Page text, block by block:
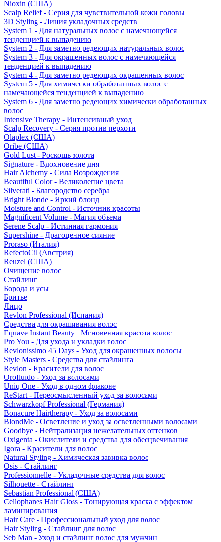
Nioxin (США)
Scalp Relief - Серия для чувствительной кожи головы
3D Styling - Линия укладочных средств
System 1 - Для натуральных волос с намечающейся
тенденцией к выпадению
System 2 - Для заметно редеющих натуральных волос
System 3 - Для окрашенных волос с намечающейся
тенденцией к выпадению
System 4 - Для заметно редеющих окрашенных волос
System 5 - Для химически обработанных волос с
намечающейся тенденцией к выпадению
System 6 - Для заметно редеющих химически обработанных
волос
Intensive Therapy - Интенсивный уход
Scalp Recovery - Серия против перхоти
Olaplex (США)
Oribe (США)
Gold Lust - Роскошь золота
Signature - Вдохновение дня
Hair Alchemy - Сила Возрождения
Beautiful Color - Великолепие цвета
Silverati - Благородство серебра
Bright Blonde - Яркий блонд
Moisture and Control - Источник красоты
Magnificent Volume - Магия объема
Serene Scalp - Истинная гармония
Supershine - Драгоценное сияние
Proraso (Италия)
RefectoCil (Австрия)
Reuzel (США)
Очищение волос
Стайлинг
Борода и усы
Бритье
Лицо
Revlon Professional (Испания)
Средства для окрашивания волос
Equave Instant Beauty - Мгновенная красота волос
Pro You - Для ухода и укладки волос
Revlonissimo 45 Days - Уход для окрашенных волосы
Style Masters - Средства для стайлинга
Revlon - Красители для волос
Orofluido - Уход за волосами
Uniq One - Уход в одном флаконе
ReStart - Переосмысленный уход за волосами
Schwarzkopf Professional (Германия)
Bonacure Hairtherapy - Уход за волосами
BlondMe - Осветление и уход за осветленными волосами
Goodbye - Нейтрализация нежелательных оттенков
Oxigenta - Окислители и средства для обесцвечивания
Igora - Красители для волос
Natural Styling - Химическая завивка волос
Osis - Стайлинг
Professionnelle - Укладочные средства для волос
Silhouette - Стайлинг
Sebastian Professional (США)
Cellophanes Hair Gloss - Тонирующая краска с эффектом
ламинирования
Hair Care - Профессиональный уход для волос
Hair Styling - Стайлинг для волос
Seb Man - Уход и стайлинг волос для мужчин